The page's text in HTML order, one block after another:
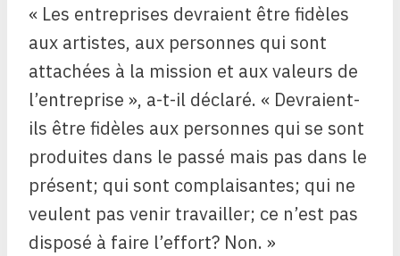
« Les entreprises devraient être fidèles
aux artistes, aux personnes qui sont
attachées à la mission et aux valeurs de
l’entreprise », a-t-il déclaré. « Devraient-
ils être fidèles aux personnes qui se sont
produites dans le passé mais pas dans le
présent; qui sont complaisantes; qui ne
veulent pas venir travailler; ce n’est pas
disposé à faire l’effort? Non. »